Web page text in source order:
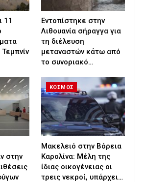
11
Εντοπίστηκε στην
Λιθουανία σήραγγα για
τη διέλευση
μεταναστών κάτω από
το συνοριακό…
στην
ΚΟΣΜΟΣ
Μακελειό στην Βόρεια
Καρολίνα: Mέλη της
ίδιας οικογένειας οι
τρεις νεκροί, υπάρχει…